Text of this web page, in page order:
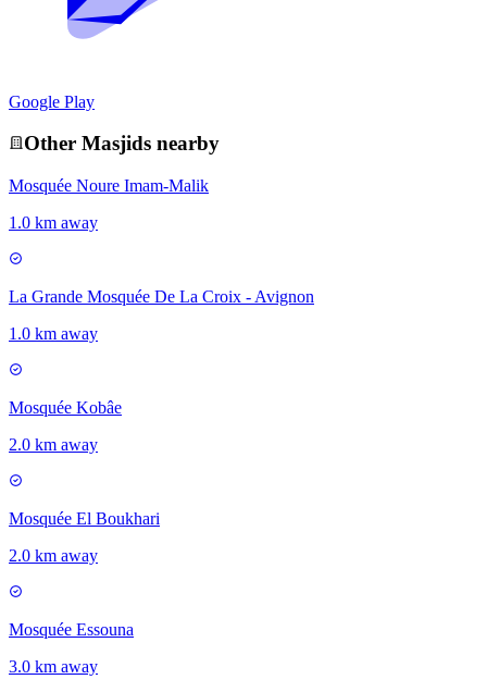
Google Play
Other Masjids nearby
Mosquée Noure Imam-Malik
1.0 km away
La Grande Mosquée De La Croix - Avignon
1.0 km away
Mosquée Kobâe
2.0 km away
Mosquée El Boukhari
2.0 km away
Mosquée Essouna
3.0 km away